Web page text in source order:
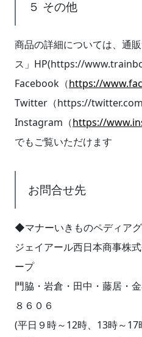
５ その他
商品の詳細については、通
ス」HP(https://
Facebook（https://
Twitter（https://
Instagram（https://
でもご覧いただけます
お問合せ先
◆マナーいきものペディア
ジェイアール西日本商事株
ープ
門脇・岩倉・田中・藤居・
８６０６
(平日９時～12時、13時～17